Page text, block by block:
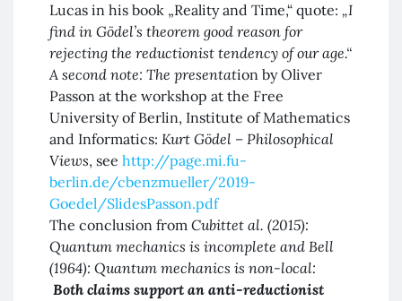
Lucas in his book „Reality and Time,“ quote: „I
find in Gödel’s theorem good reason for
rejecting the reductionist tendency of our age.“
A second note: The presentation by Oliver
Passon at the workshop at the Free
University of Berlin, Institute of Mathematics
and Informatics: Kurt Gödel – Philosophical
Views, see http://page.mi.fu-
berlin.de/cbenzmueller/2019-
Goedel/SlidesPasson.pdf
The conclusion from Cubittet al. (2015):
Quantum mechanics is incomplete and Bell
(1964): Quantum mechanics is non-local:
Both claims support an anti-reductionist